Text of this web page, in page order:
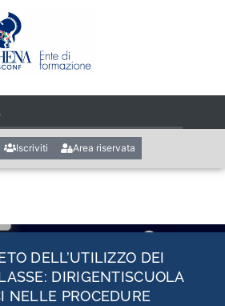
Iscriviti Area riservata
DELL’UTILIZZO DEI
DIRIGENTISCUOLA
NELLE PROCEDURE